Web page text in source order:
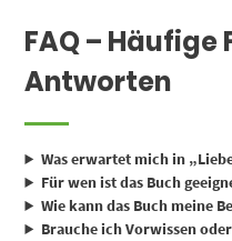
FAQ – Häufige
Antworten
Was erwartet mich in
Für wen ist das Buch
Wie kann das Buch meine
Brauche ich Vorwissen